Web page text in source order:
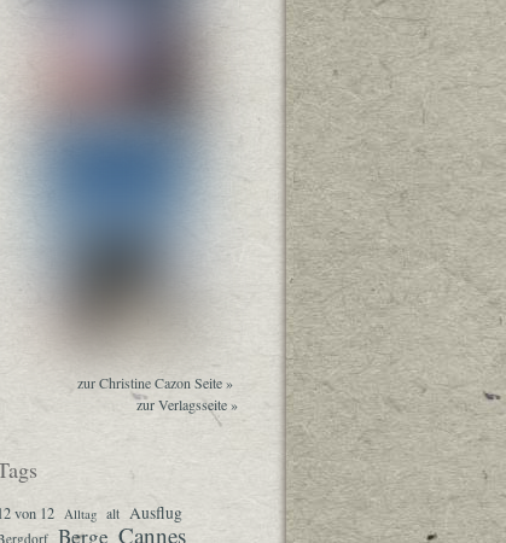
zur Christine Cazon Seite »
zur Verlagsseite »
von 12 Alltag alt Ausflug
Berge Cannes